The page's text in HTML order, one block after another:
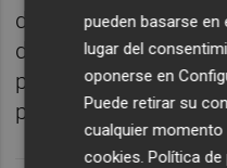
de oportunidades y
de convivencia
puedan disfrutar de
participativo y
pueden basarse en
lugar del
oponerse en
Puede retirar su
cualquier
cookies .Política de